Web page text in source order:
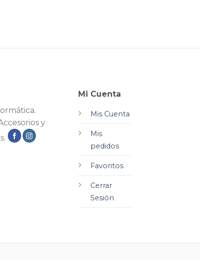
y
Mi Cuenta
Mis Cuenta
Mis
pedidos
Favoritos
Cerrar
Sesión